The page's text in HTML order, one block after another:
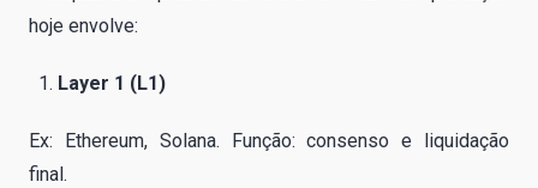
hoje envolve:
Layer 1 (L1)
Ex: Ethereum, Solana. Função: consenso e liquidação
final.